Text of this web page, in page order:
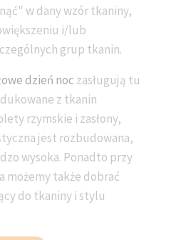
w dany wzór tkaniny,
i/lub
grup tkanin.
dzień noc zasługują tu
z tkanin
rzymskie i zasłony,
jest rozbudowana,
wysoka. Ponadto przy
możemy także dobrać
do tkaniny i stylu